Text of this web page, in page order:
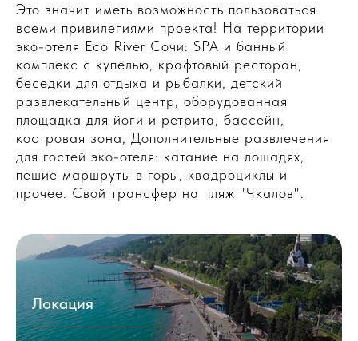
Это значит иметь возможность пользоваться
всеми привилегиями проекта! На территории
эко-отеля Eco River Сочи: SPA и банный
комплекс с купелью, крафтовый ресторан,
беседки для отдыха и рыбалки, детский
развлекательный центр, оборудованная
площадка для йоги и ретрита, бассейн,
костровая зона, Дополнительные развлечения
для гостей эко-отеля: катание на лошадях,
пешие маршруты в горы, квадроциклы и
прочее. Свой трансфер на пляж "Чкалов".
Локация